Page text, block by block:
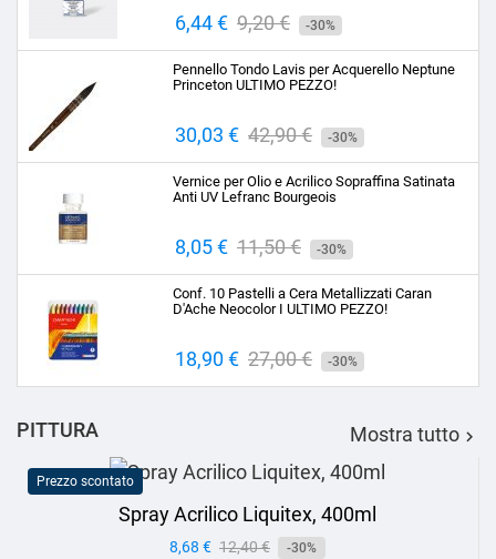
Prezzo
6,44 € Prezzo
base
9,20 € -30%
Pennello Tondo Lavis per Acquerello Neptune
Princeton ULTIMO PEZZO!
Prezzo
30,03 € Prezzo
base
42,90 € -30%
Vernice per Olio e Acrilico Sopraffina Satinata
Anti UV Lefranc Bourgeois
Prezzo
8,05 € Prezzo
base
11,50 € -30%
Conf. 10 Pastelli a Cera Metallizzati Caran
D'Ache Neocolor I ULTIMO PEZZO!
Prezzo
18,90 € Prezzo
base
27,00 € -30%
PITTURA Mostra tutto 
Prezzo scontato
Spray Acrilico Liquitex, 400ml
Prezzo
8,68 € Prezzo
12,40 € -30%